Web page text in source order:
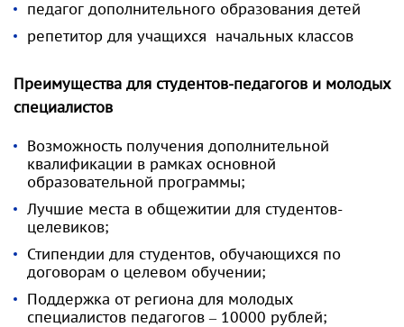
педагог дополнительного образования детей
репетитор для учащихся начальных классов
Преимущества для студентов-педагогов и молодых
специалистов
Возможность получения дополнительной
квалификации в рамках основной
образовательной программы;
Лучшие места в общежитии для студентов-
целевиков;
Стипендии для студентов, обучающихся по
договорам о целевом обучении;
Поддержка от региона для молодых
специалистов педагогов – 10000 рублей;